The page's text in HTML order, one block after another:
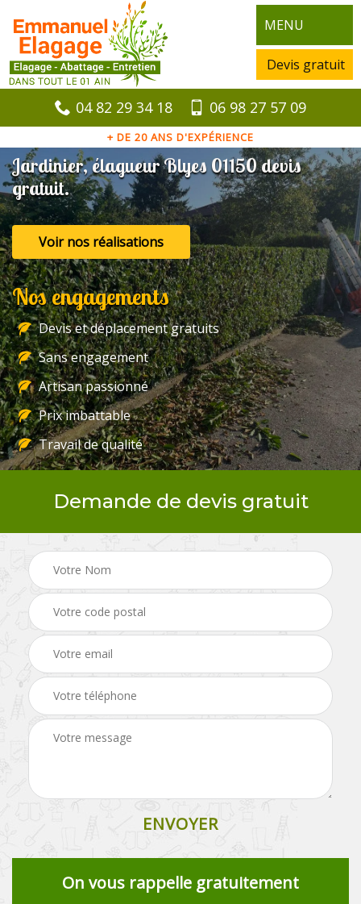
MENU
Devis gratuit
04 82 29 34 18 06 98 27 57 09
+ DE 20 ANS D'EXPÉRIENCE
Jardinier, élagueur Blyes 01150 devis
gratuit.
Voir nos réalisations
Nos engagements
Devis et déplacement gratuits
Sans engagement
Artisan passionné
Prix imbattable
Travail de qualité
Demande de devis gratuit
On vous rappelle gratuitement